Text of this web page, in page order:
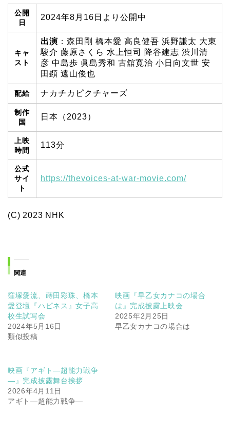
公開
日
2024年8月16日より公開中
キャ
スト
出演 ：森田剛 橋本愛 高良健吾 浜野謙太 大東
駿介 藤原さくら 水上恒司 降谷建志 渋川清
彦 中島歩 眞島秀和 古舘寛治 小日向文世 安
田顕 遠山俊也
配給 ナカチカピクチャーズ
制作
国
日本（2023）
上映
時間
113分
公式
サイ
ト
https://thevoices-at-war-movie.com/
(C) 2023 NHK
関連
窪塚愛流、蒔田彩珠、橋本
愛登壇『ハピネス』女子高
校生試写会
2024年5月16日
類似投稿
映画『早乙女カナコの場合
は』完成披露上映会
2025年2月25日
早乙女カナコの場合は
映画『アギト―超能力戦争
―』完成披露舞台挨拶
2026年4月11日
アギト―超能力戦争―